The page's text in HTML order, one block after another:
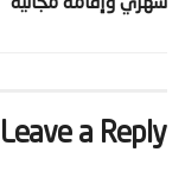
Leave a Reply